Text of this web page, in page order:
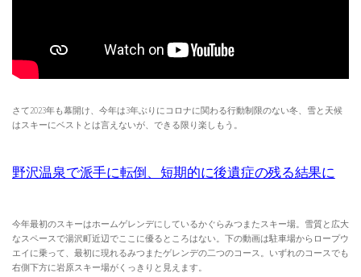
さて2023年も幕開け、今年は3年ぶりにコロナに関わる行動制限のない冬、雪と天候
はスキーにベストとは言えないが、できる限り楽しもう。
野沢温泉で派手に転倒、短期的に後遺症の残る結果に
今年最初のスキーはホームゲレンデにしているかぐらみつまたスキー場。雪質と広大
なスペースで湯沢町近辺でここに優るところはない。下の動画は駐車場からロープウ
エイに乗って、最初に現れるみつまたゲレンデの二つのコース。いずれのコースでも
右側下方に岩原スキー場がくっきりと見えます。